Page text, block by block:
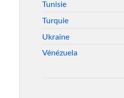
Tunisie
Turquie
Ukraine
Vénézuela